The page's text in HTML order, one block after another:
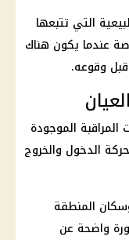
التي تتبعها
عندما يكون هناك
وقوعه.
الموجودة
الدخول والخروج
المنطقة
واضحة عن